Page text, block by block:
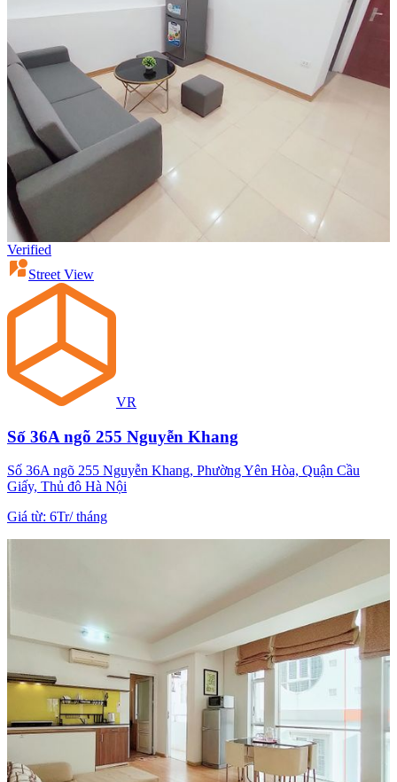
Verified
Street View
VR
Số 36A ngõ 255 Nguyễn Khang
Số 36A ngõ 255 Nguyễn Khang, Phường Yên Hòa, Quận Cầu
Giấy, Thủ đô Hà Nội
Giá từ: 6Tr/tháng